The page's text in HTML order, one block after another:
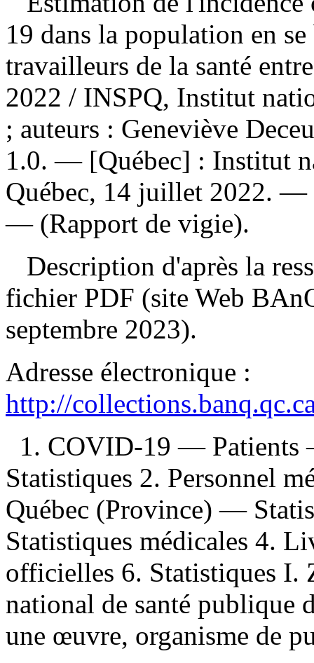
19 dans la population en
travailleurs de la santé
2022 / INSPQ, Institut
; auteurs : Geneviève
1.0. — [Québec] : Institut
Québec, 14 juillet 2022. —
— (Rapport de vigie).
Description d'après la
fichier PDF (site Web
septembre 2023).
Adresse électronique :
http://
1. COVID-19 —
Statistiques 2. Personnel
Québec (Province) —
Statistiques médicales 4.
officielles 6. Statistiques
national de santé publique
une œuvre, organisme de